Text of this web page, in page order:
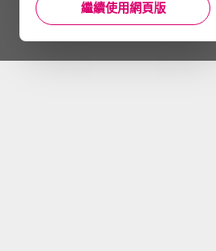
繼續使用網頁版